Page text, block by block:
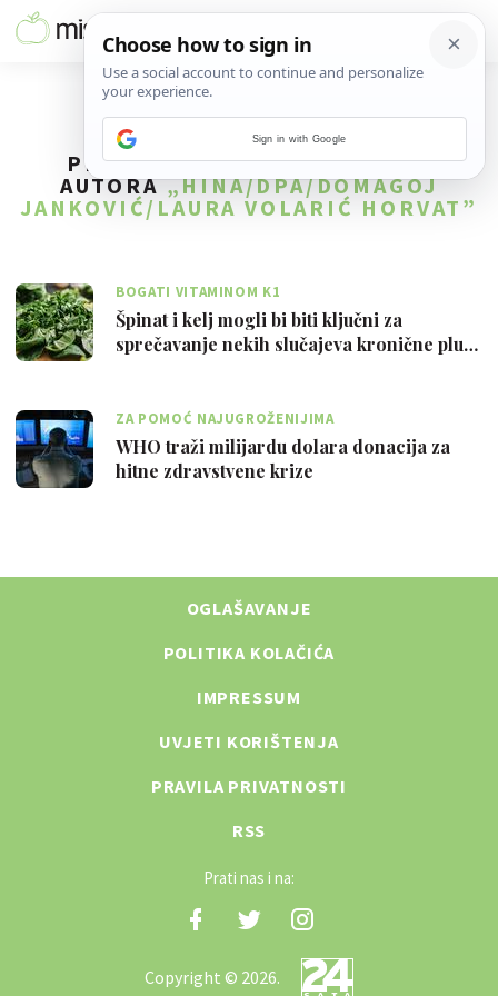
PRONAĐENO2REZULTATA ZA
AUTORA„HINA/DPA/DOMAGOJ
JANKOVIĆ/LAURA VOLARIĆ HORVAT”
BOGATI VITAMINOM K1
Špinat i kelj mogli bi biti ključni za
sprečavanje nekih slučajeva kronične plu…
ZA POMOĆ NAJUGROŽENIJIMA
WHO traži milijardu dolara donacija za
hitne zdravstvene krize
OGLAŠAVANJE
POLITIKA KOLAČIĆA
IMPRESSUM
UVJETI KORIŠTENJA
PRAVILA PRIVATNOSTI
RSS
Prati nas i na:
Copyright © 2026.
Sign in with Google